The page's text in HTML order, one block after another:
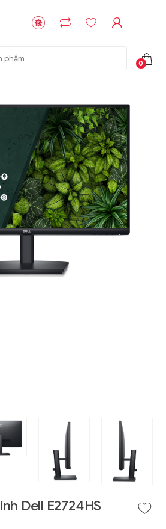
0
Dell E2724HS
Liên hệ
GIGABYTE
G593-ZD1 (rev.
AAX1)
Liên hệ
G493-SB4 (rev.
AAP1)